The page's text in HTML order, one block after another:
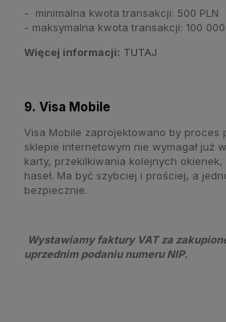
- minimalna kwota transakcji: 500 PLN
- maksymalna kwota transakcji: 100 000
Więcej informacji: TUTAJ
9. Visa Mobile
Visa Mobile zaprojektowano by proces
sklepie internetowym nie wymagał już
karty, przekilkiwania kolejnych
haseł. Ma być szybciej i prościej, a
bezpiecznie.
Wystawiamy faktury VAT za
uprzednim podaniu numeru NIP.